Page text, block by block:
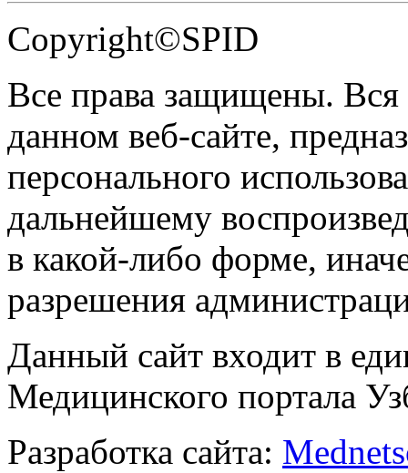
Copyright©SPID
Все права защищены.
данном веб-сайте,
персонального
дальнейшему
в какой-либо форме,
разрешения
Данный сайт входит в
Медицинского портала
Разработка сайта: